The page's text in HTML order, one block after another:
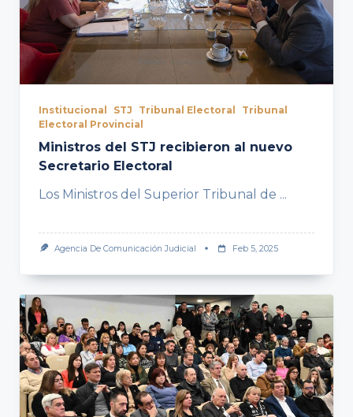
Institucional STJ Tribunal Electoral
Tribunal
Electoral Provincial
Ministros del STJ recibieron al nuevo
Secretario Electoral
Los Ministros del Superior Tribunal de ...
Agencia De Comunicación Judicial Feb 5, 2025